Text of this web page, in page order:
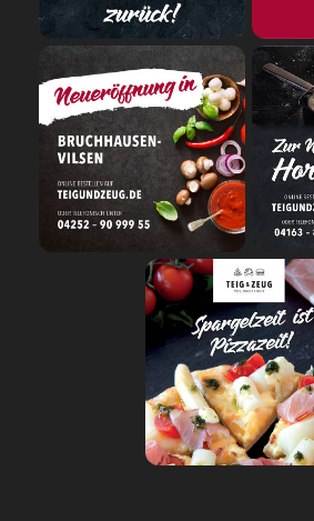
SNACKS
DIPS/EXTRAS
DESSERT
GETRÄNKE
STARTSEITE